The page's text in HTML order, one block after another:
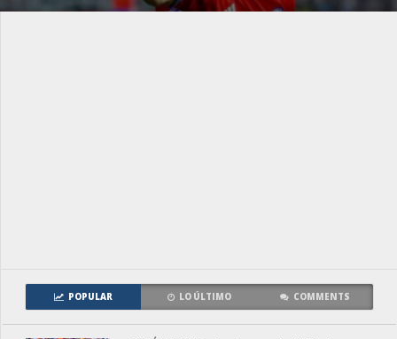
POPULAR LO ÚLTIMO COMMENTS